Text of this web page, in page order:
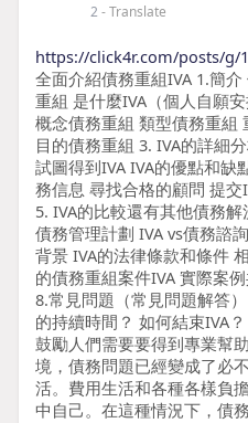
2- Translate
https://click4r.com/posts/g/
全面介紹債務重組IVA 1.簡
重組 是什麼IVA（個人自願
概念債務重組 類型債務重組
目的債務重組 3. IVA的詳細
試圖得到IVA IVA的優點和缺
務信息 尋找合格的顧問 提
5. IVA的比較還有其他債務
債務管理計劃 IVA vs債務諮
背景 IVA的法律條款和條件
的債務重組案件IVA 實際案
8.常見問題（常見問題解答
的持續時間？ 如何結束IVA
鼓勵人們需要要得到專業幫
境，債務問題已經變成了必
活。費用生活和各種各樣負
中自己。在這種情況下，債